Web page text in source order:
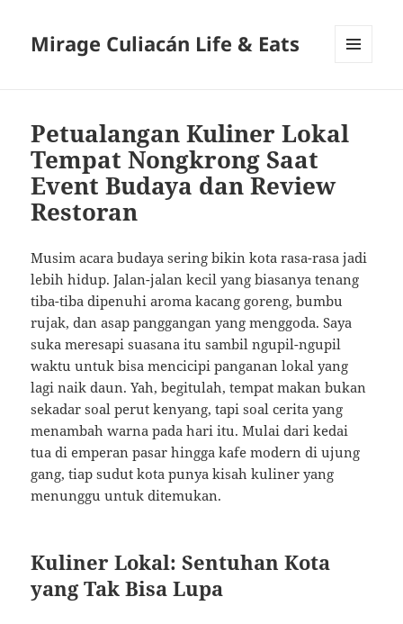
Mirage Culiacán Life & Eats
Petualangan Kuliner Lokal
Tempat Nongkrong Saat
Event Budaya dan Review
Restoran
Musim acara budaya sering bikin kota rasa-rasa jadi
lebih hidup. Jalan-jalan kecil yang biasanya tenang
tiba-tiba dipenuhi aroma kacang goreng, bumbu
rujak, dan asap panggangan yang menggoda. Saya
suka meresapi suasana itu sambil ngupil-ngupil
waktu untuk bisa mencicipi panganan lokal yang
lagi naik daun. Yah, begitulah, tempat makan bukan
sekadar soal perut kenyang, tapi soal cerita yang
menambah warna pada hari itu. Mulai dari kedai
tua di emperan pasar hingga kafe modern di ujung
gang, tiap sudut kota punya kisah kuliner yang
menunggu untuk ditemukan.
Kuliner Lokal: Sentuhan Kota
yang Tak Bisa Lupa